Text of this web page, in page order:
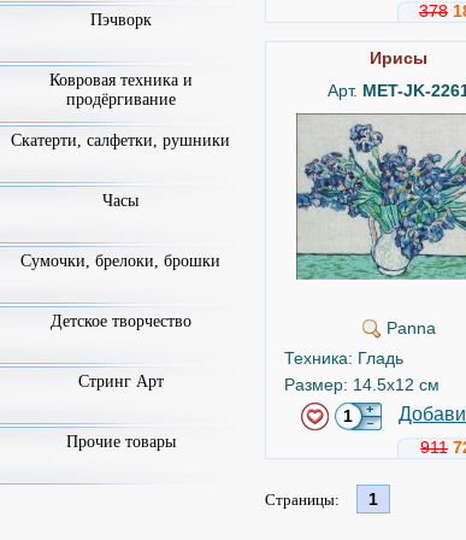
378
Ирисы
Арт. MET-JK-
Panna
Техника: Гладь
Размер: 14.5x12 см
911
Страницы: 1
Пэчворк
Ковровая техника и
продёргивание
Скатерти, салфетки, рушники
Часы
Сумочки, брелоки, брошки
Детское творчество
Стринг Арт
Прочие товары